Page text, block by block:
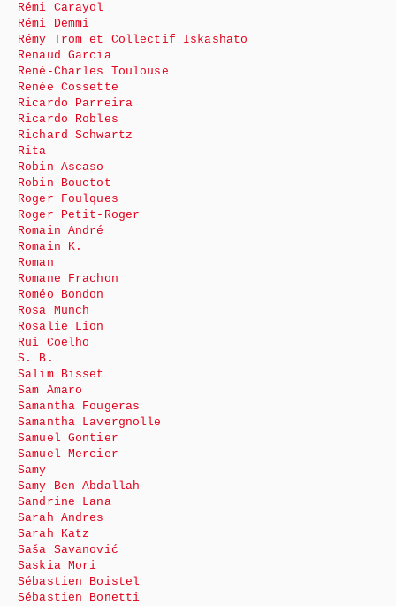
Rémi Carayol
Rémi Demmi
Rémy Trom et Collectif Iskashato
Renaud Garcia
René-Charles Toulouse
Renée Cossette
Ricardo Parreira
Ricardo Robles
Richard Schwartz
Rita
Robin Ascaso
Robin Bouctot
Roger Foulques
Roger Petit-Roger
Romain André
Romain K.
Roman
Romane Frachon
Roméo Bondon
Rosa Munch
Rosalie Lion
Rui Coelho
S. B.
Salim Bisset
Sam Amaro
Samantha Fougeras
Samantha Lavergnolle
Samuel Gontier
Samuel Mercier
Samy
Samy Ben Abdallah
Sandrine Lana
Sarah Andres
Sarah Katz
Saša Savanović
Saskia Mori
Sébastien Boistel
Sébastien Bonetti